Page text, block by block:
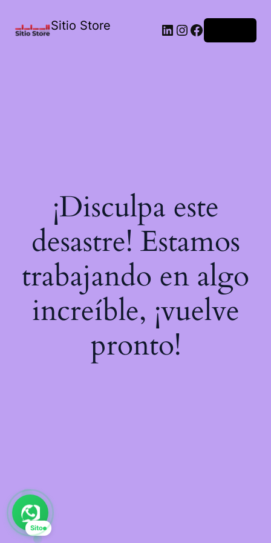
Sitio Store
¡Disculpa este
desastre! Estamos
trabajando en algo
increíble, ¡vuelve
pronto!
Sito